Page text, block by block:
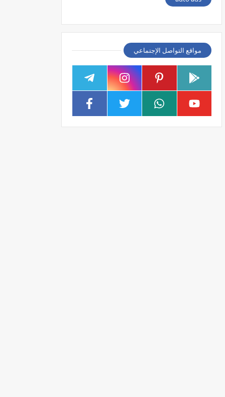
مواقع التواصل الإجتماعي